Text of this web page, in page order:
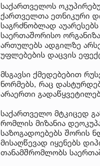
საქართველოს
ქართველთა ეთნიკური
საგრძნობლად
საერთაშორისო
ართულებს ადგილზე
უფლებების დაცვის
მსგავსი ქმედებებით
ნორმებს, რაც
არაერთი
საქართველო მტკიცედ
რომლის მიზანია
საზოგადოებებს შორის
მისაღწევად იყენებს
თანამშრომლობს